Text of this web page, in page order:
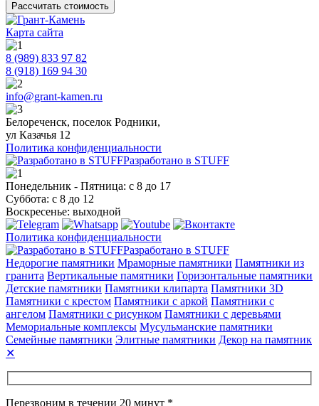
Рассчитать стоимость
Карта сайта
8 (989) 833 97 82
8 (918) 169 94 30
info@grant-kamen.ru
Белореченск, поселок Родники,
ул Казачья 12
Политика конфиденциальности
Разработано в STUFF
Понедельник - Пятница: с 8 до 17
Суббота: с 8 до 12
Воскресенье: выходной
Политика конфиденциальности
Разработано в STUFF
Недорогие памятники Мраморные памятники Памятники из
гранита Вертикальные памятники Горизонтальные памятники
Детские памятники Памятники клипарта Памятники 3D
Памятники с крестом Памятники с аркой Памятники с
ангелом Памятники с рисунком Памятники с деревьями
Мемориальные комплексы Мусульманские памятники
Семейные памятники Элитные памятники Декор на памятник
✕
Перезвоним в течении 20 минут *